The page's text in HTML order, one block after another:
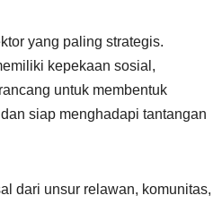
yang paling strategis.
kepekaan sosial,
untuk membentuk
siap menghadapi tantangan
dari unsur relawan, komunitas,